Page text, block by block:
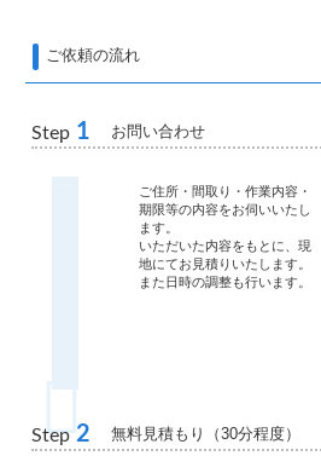
ご依頼の流れ
Step 1 お問い合わせ
ご住所・間取り・作業内容・
期限等の内容をお伺いいたし
ます。
いただいた内容をもとに、現
地にてお見積りいたします。
また日時の調整も行います。
Step 2 無料見積もり（30分程度）